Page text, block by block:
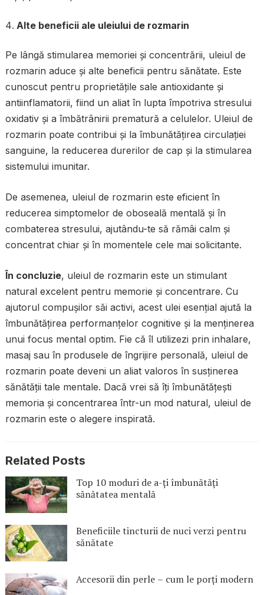
Alte beneficii ale uleiului de rozmarin
Pe lângă stimularea memoriei și concentrării, uleiul de
rozmarin aduce și alte beneficii pentru sănătate. Este
cunoscut pentru proprietățile sale antioxidante și
antiinflamatorii, fiind un aliat în lupta împotriva stresului
oxidativ și a îmbătrânirii prematură a celulelor. Uleiul de
rozmarin poate contribui și la îmbunătățirea circulației
sanguine, la reducerea durerilor de cap și la stimularea
sistemului imunitar.
De asemenea, uleiul de rozmarin este eficient în
reducerea simptomelor de oboseală mentală și în
combaterea stresului, ajutându-te să rămâi calm și
concentrat chiar și în momentele cele mai solicitante.
În concluzie, uleiul de rozmarin este un stimulant
natural excelent pentru memorie și concentrare. Cu
ajutorul compușilor săi activi, acest ulei esențial ajută la
îmbunătățirea performanțelor cognitive și la menținerea
unui focus mental optim. Fie că îl utilizezi prin inhalare,
masaj sau în produsele de îngrijire personală, uleiul de
rozmarin poate deveni un aliat valoros în susținerea
sănătății tale mentale. Dacă vrei să îți îmbunătățești
memoria și concentrarea într-un mod natural, uleiul de
rozmarin este o alegere inspirată.
Related Posts
Top 10 moduri de a-ți îmbunătăți
sănătatea mentală
Beneficiile tincturii de nuci verzi pentru
sănătate
Accesorii din perle – cum le porți modern